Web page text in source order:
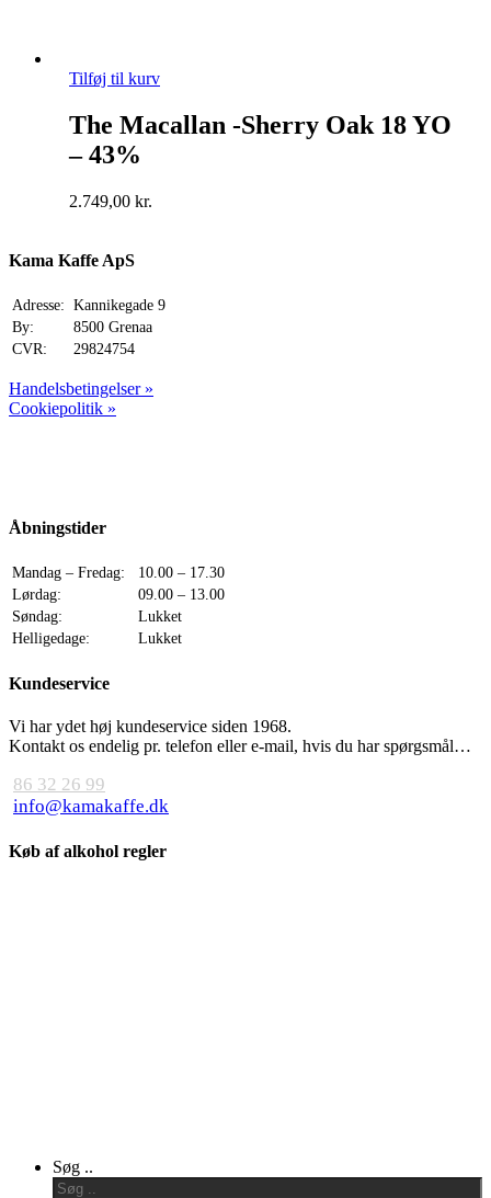
Tilføj til kurv
The Macallan -Sherry Oak 18 YO
– 43%
2.749,00 kr.
Kama Kaffe ApS
Adresse: Kannikegade 9
By:
8500 Grenaa
CVR:
29824754
Handelsbetingelser »
Cookiepolitik »
Åbningstider
Mandag – Fredag:
10.00 – 17.30
Lørdag:
09.00 – 13.00
Søndag:
Lukket
Helligedage:
Lukket
Kundeservice
Vi har ydet høj kundeservice siden 1968.
Kontakt os endelig pr. telefon eller e-mail, hvis du har spørgsmål…
86 32 26 99
info@kamakaffe.dk
Køb af alkohol regler
Menu
Søg ..